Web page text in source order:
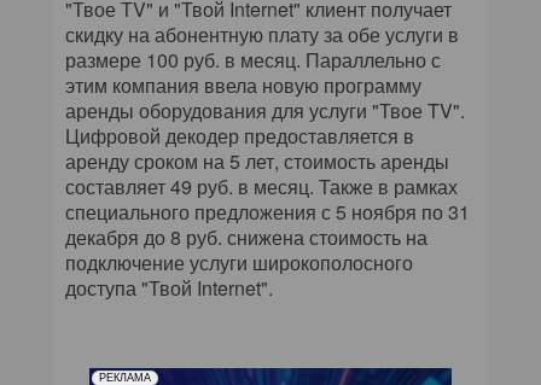
ИТ-КАЛЕНДАРЬ
ЭКСПЕРТИЗА
ПРЕСС-РЕЛИЗЫ
АРХИВ ЖУРНАЛОВ
"Твое ТV" и "Твой Internet" клиент получает
скидку на абонентную плату за обе услуги в
размере 100 руб. в месяц. Параллельно с
этим компания ввела новую программу
аренды оборудования для услуги "Твое TV".
Цифровой декодер предоставляется в
аренду сроком на 5 лет, стоимость аренды
составляет 49 руб. в месяц. Также в рамках
специального предложения с 5 ноября по 31
декабря до 8 руб. снижена стоимость на
подключение услуги широкополосного
доступа "Твой Internet".
РЕКЛАМА